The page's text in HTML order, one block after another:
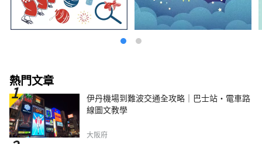
熱門文章
伊丹機場到難波交通全攻略｜巴士站・電車路
線圖文教學
大阪府